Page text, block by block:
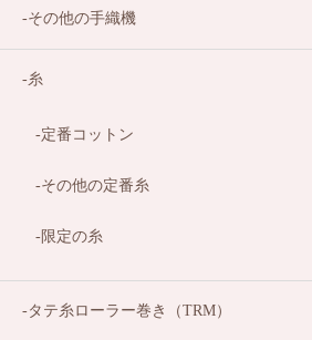
その他の手織機
糸
定番コットン
その他の定番糸
限定の糸
タテ糸ローラー巻き（TRM）